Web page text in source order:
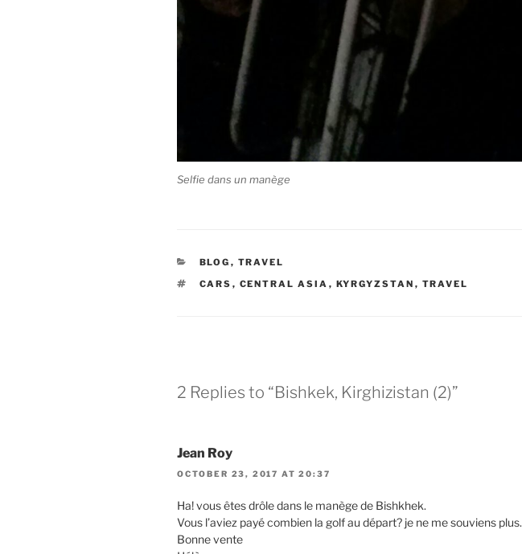
Selfie dans un manège
CATEGORIES
BLOG , TRAVEL
TAGS
CARS , CENTRAL ASIA , KYRGYZSTAN , TRAVEL
2 Replies to “Bishkek, Kirghizistan (2)”
Jean Roy
OCTOBER 23, 2017 AT 20:37
Ha! vous êtes drôle dans le manège de Bishkhek.
Vous l’aviez payé combien la golf au départ? je ne me souviens plus.
Bonne vente